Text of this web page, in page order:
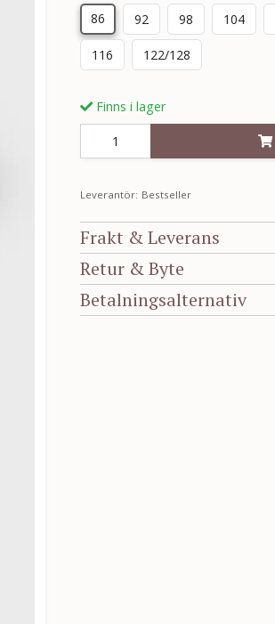
86 92 98 104
116 122/128
Finns i lager
Leverantör: Bestseller
Frakt & Leverans
Retur & Byte
Betalningsalternativ